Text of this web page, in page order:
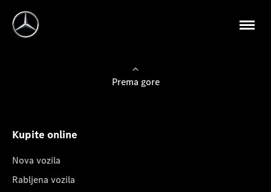
Prema gore
Kupite online
Nova vozila
Rabljena vozila